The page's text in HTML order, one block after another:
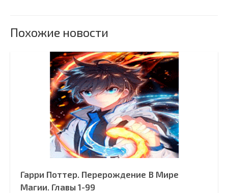
Похожие новости
Гарри Поттер. Перерождение В Мире
Магии. Главы 1-99